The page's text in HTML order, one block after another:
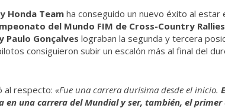
Honda Team ha conseguido un nuevo éxito al estar
del Mundo FIM de Cross-Country Rallies
Paulo Gonçalves lograban la segunda y tercera
consiguieron subir un escalón más al final del
al respecto:«Fue una carrera durísima desde el inicio.
en una carrera del Mundial y ser, también, el primer